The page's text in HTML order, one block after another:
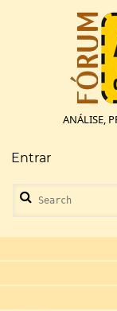
ANÁLISE,
Menu
de
conta
de
usuário
Entrar
Search